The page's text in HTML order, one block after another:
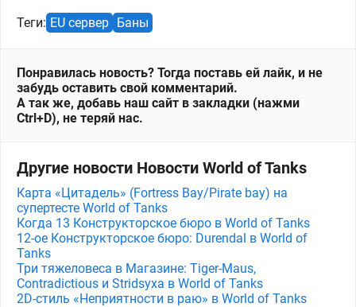
Теги: EU сервер Баны
Понравилась новость? Тогда поставь ей лайк, и не
забудь оставить свой комментарий.
А так же, добавь наш сайт в закладки (нажми
Ctrl+D), не теряй нас.
Другие новости Новости World of Tanks
Карта «Цитадель» (Fortress Bay/Pirate bay) на
супертесте World of Tanks
Когда 13 Конструкторское бюро в World of Tanks
12-ое Конструкторское бюро: Durendal в World of
Tanks
Три тяжеловеса в Магазине: Tiger-Maus,
Contradictious и Stridsyxa в World of Tanks
2D-стиль «Неприятности в раю» в World of Tanks